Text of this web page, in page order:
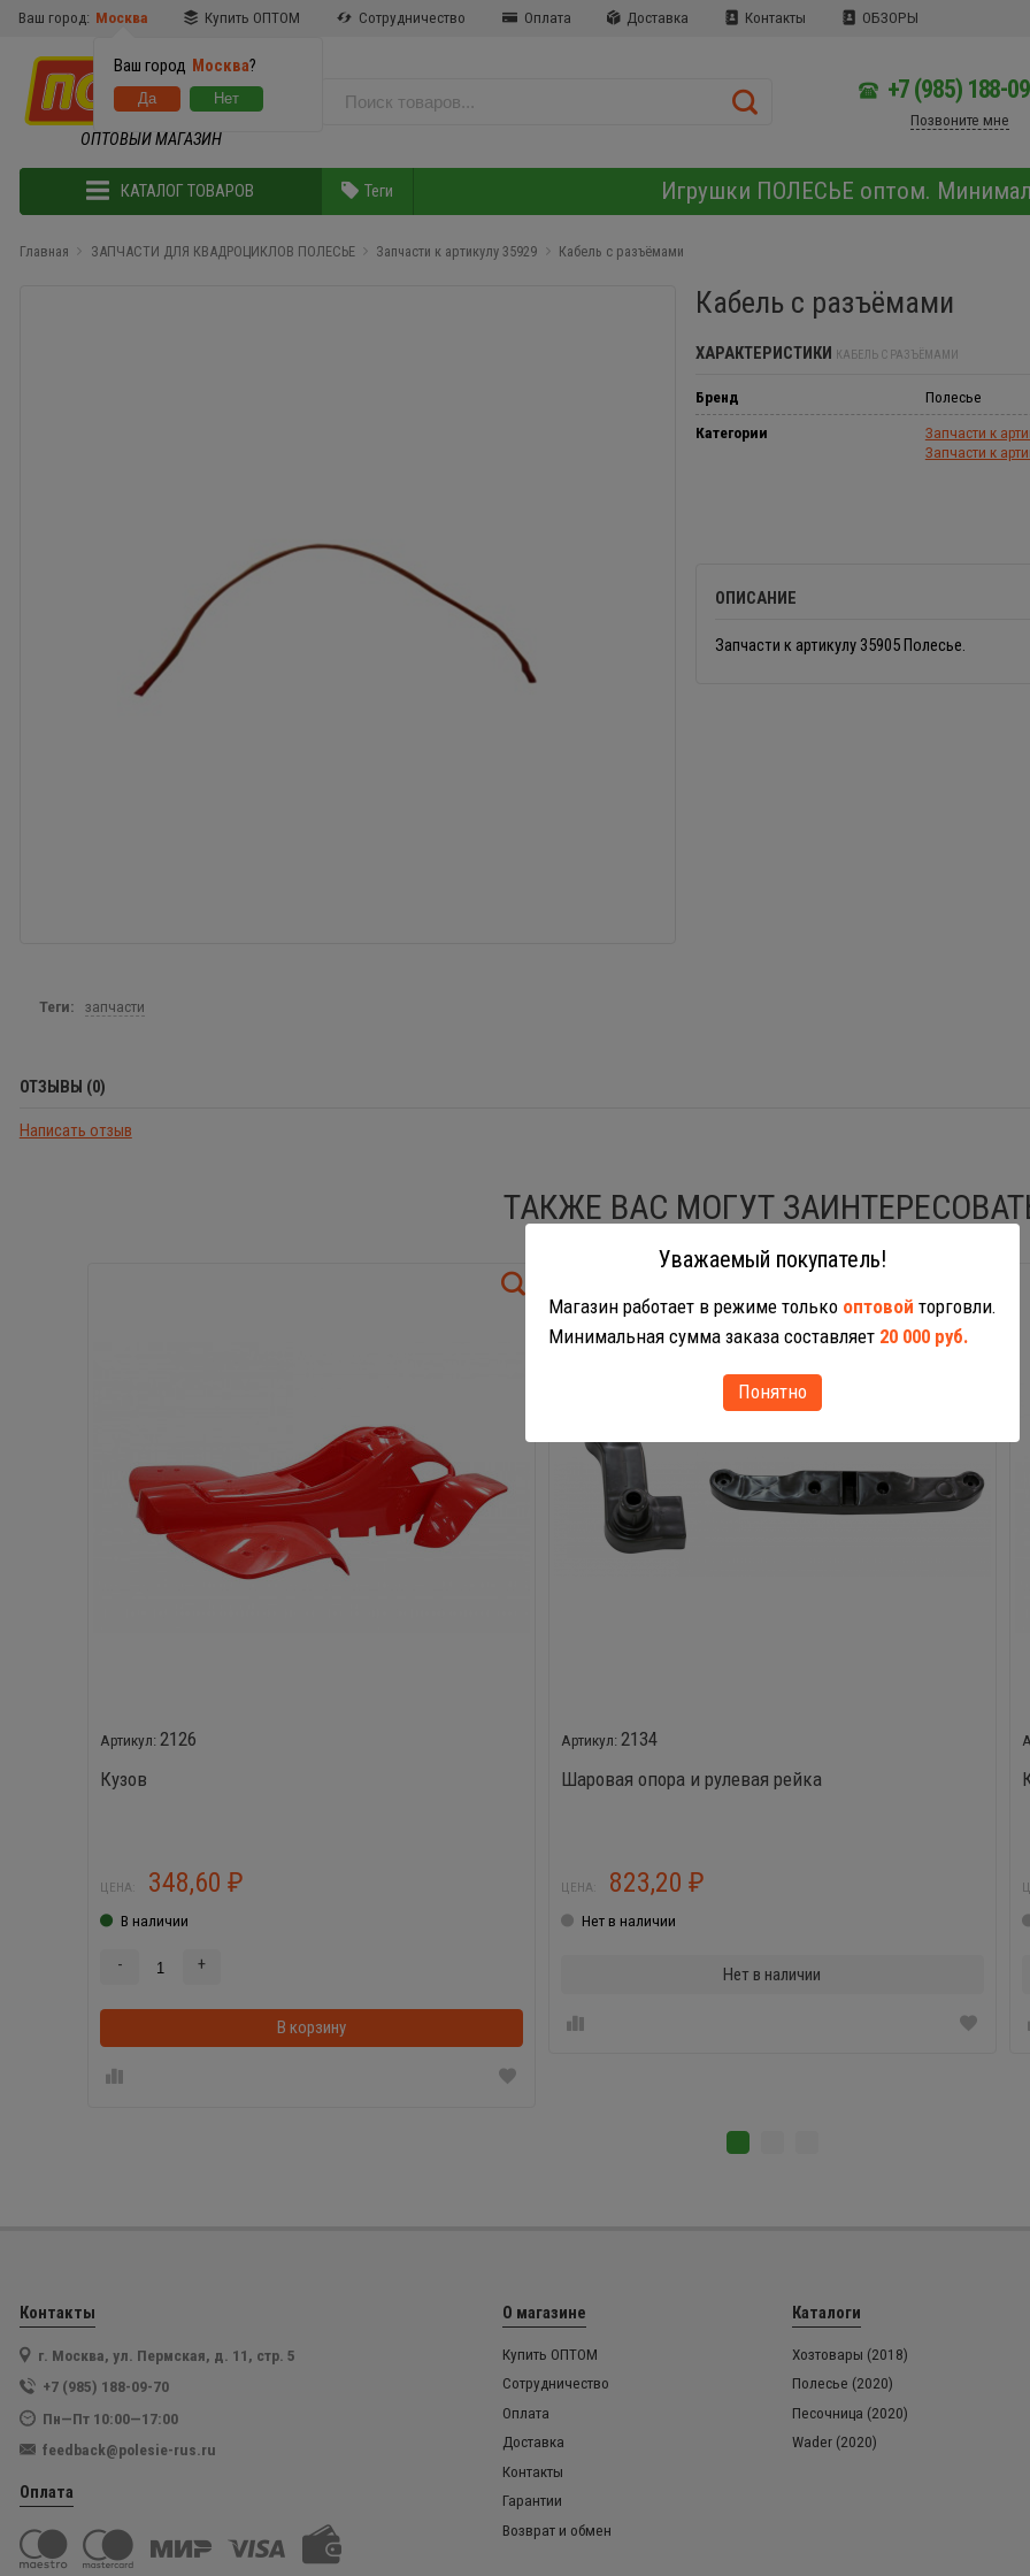
Ваш город: Москва
Ваш город Москва?
Купить ОПТОМ Сотрудничество Оплата Доставка Контакты ОБЗОРЫ
ОПТОВЫЙ МАГАЗИН
+7 (985) 188-
Позвоните мне
КАТАЛОГ ТОВАРОВ Теги Игрушки ПОЛЕСЬЕ оптом.
Главная ЗАПЧАСТИ ДЛЯ КВАДРОЦИКЛОВ ПОЛЕСЬЕ Запчасти к артикулу 35929 Кабель с разъёмами
Кабель с разъёмами
ХАРАКТЕРИСТИКИ КАБЕЛЬ С РАЗЪЁМАМИ
Бренд
Полесье
Категории
Запчасти к
Запчасти к
ОПИСАНИЕ
Запчасти к артикулу 35905 Полесье.
Теги: запчасти
ОТЗЫВЫ (0)
Написать отзыв
ТАКЖЕ ВАС МОГУТ
2126
Кузов
ЦЕНА: 348,60 ₽
В наличии
- +
В корзину
2134
Шаровая опора и рулевая рейка
ЦЕНА: 823,20 ₽
Нет в наличии
Нет в наличии
Контакты
г. Москва, ул. Пермская, д. 11, стр. 5
+7 (985) 188-09-70
Пн—Пт 10:00—17:00
feedback@polesie-rus.ru
Оплата
О магазине
Купить ОПТОМ
Сотрудничество
Оплата
Доставка
Контакты
Гарантии
Возврат и обмен
Каталоги
Хозтовары (2018)
Полесье (2020)
Песочница (2020)
Wader (2020)
Уважаемый покупатель!
Магазин работает в режиме только оптовой торговли.
Минимальная сумма заказа составляет 20 000 руб.
Понятно